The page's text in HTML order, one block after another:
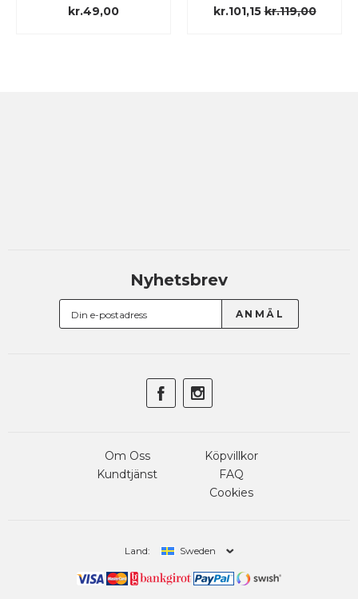
kr.49,00 kr.101,15 kr.119,00
Nyhetsbrev
Om Oss
Kundtjänst
Köpvillkor
FAQ
Cookies
Land: Sweden